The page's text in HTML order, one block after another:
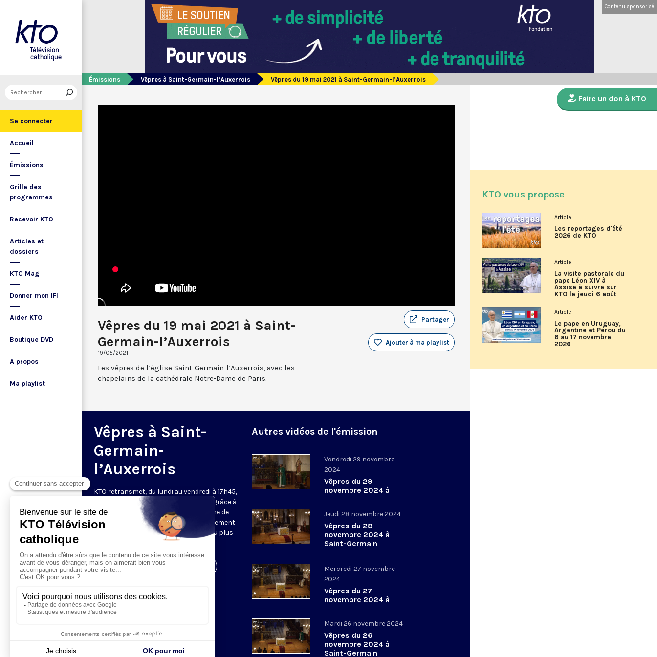
Se connecter
Accueil
Émissions
Grille des
programmes
Recevoir KTO
Articles et
dossiers
KTO Mag
Donner mon IFI
Aider KTO
Boutique DVD
A propos
Ma playlist
Contenu sponsorisé
Émissions Vêpres à Saint-Germain-l’Auxerrois Vêpres du 19 mai 2021 à Saint-Germain-l’Auxerrois
Vêpres du 19 mai 2021 à Saint-
Germain-l’Auxerrois
19/05/2021
Partager
Ajouter à ma playlist
Les vêpres de l’église Saint-Germain-l’Auxerrois, avec les
chapelains de la cathédrale Notre-Dame de Paris.
Vêpres à Saint-
Germain-
l’Auxerrois
KTO retransmet, du lundi au vendredi à 17h45,
les vêpres en direct de Saint-Germain grâce à
une technologie innovante : un système de
captation multicaméra en direct totalement
automatisé, qui offre une réalisation au plus
près de la célébration.
Visiter la page de l'émission
Autres vidéos de l'émission
Vendredi 29 novembre
2024
Vêpres du 29
novembre 2024 à
Jeudi 28 novembre 2024
Vêpres du 28
novembre 2024 à
Saint-Germain
Mercredi 27 novembre
2024
Vêpres du 27
novembre 2024 à
Mardi 26 novembre 2024
Vêpres du 26
novembre 2024 à
Saint-Germain
Faire un don à KTO
KTO vous propose
Article
Les reportages d'été
2026 de KTO
Article
La visite pastorale du
pape Léon XIV à
Assise à suivre sur
KTO le jeudi 6 août
Article
Le pape en Uruguay,
Argentine et Pérou du
6 au 17 novembre
2026